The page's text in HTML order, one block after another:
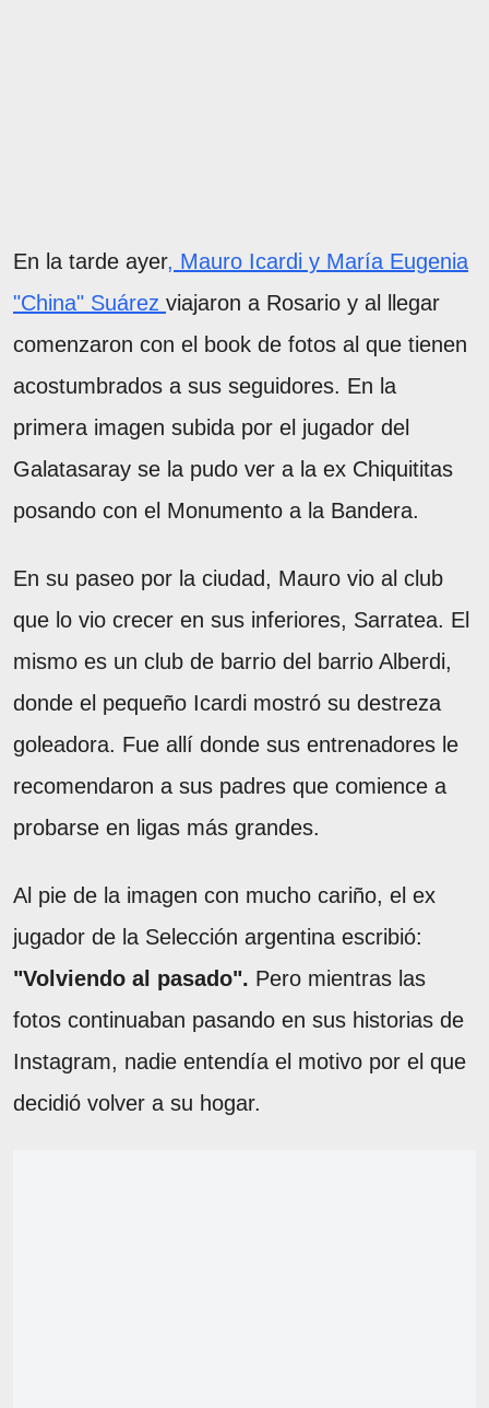
En la tarde ayer, Mauro Icardi y María Eugenia
"China" Suárez viajaron a Rosario y al llegar
comenzaron con el book de fotos al que tienen
acostumbrados a sus seguidores. En la
primera imagen subida por el jugador del
Galatasaray se la pudo ver a la ex Chiquititas
posando con el Monumento a la Bandera.
En su paseo por la ciudad, Mauro vio al club
que lo vio crecer en sus inferiores, Sarratea. El
mismo es un club de barrio del barrio Alberdi,
donde el pequeño Icardi mostró su destreza
goleadora. Fue allí donde sus entrenadores le
recomendaron a sus padres que comience a
probarse en ligas más grandes.
Al pie de la imagen con mucho cariño, el ex
jugador de la Selección argentina escribió:
"Volviendo al pasado". Pero mientras las
fotos continuaban pasando en sus historias de
Instagram, nadie entendía el motivo por el que
decidió volver a su hogar.